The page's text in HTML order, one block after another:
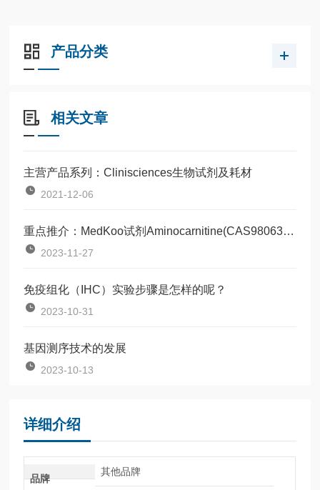
产品分类
相关文章
主营产品系列：Clinisciences生物试剂及耗材
2021-12-06
重点推介：MedKoo试剂Aminocarnitine(CAS98063-21-9)
2023-11-27
免疫组化（IHC）实验步骤是怎样的呢？
2023-10-31
基因测序技术的发展
2023-10-13
详细介绍
品牌
其他品牌